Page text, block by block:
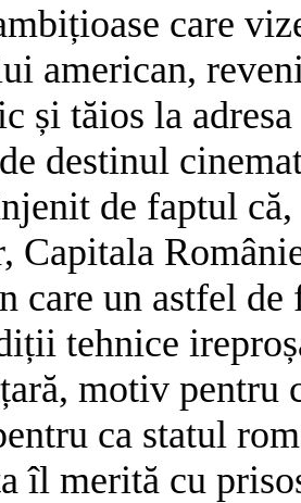
care
american,
și tăios la
destinul
de faptul
Capitala
care un astfel
tehnice
motiv pentru
ca statul
îl merită cu